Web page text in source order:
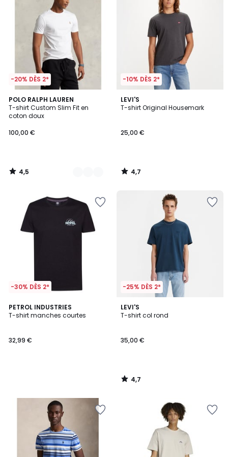
-20% DÈS 2*
POLO RALPH LAUREN
T-shirt Custom Slim Fit en
coton doux
100,00 €
4,5
/ 5
6
Couleurs
4,5
/
-10% DÈS 2*
LEVI'S
T-shirt Original Housemark
25,00 €
4,7
/ 5
4,7
/
-30% DÈS 2*
PETROL INDUSTRIES
T-shirt manches courtes
32,99 €
-25% DÈS 2*
LEVI'S
T-shirt col rond
35,00 €
4,7
/ 5
4,7
/